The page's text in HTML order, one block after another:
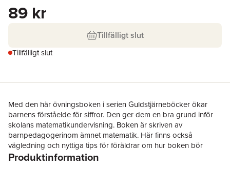
89 kr
Tillfälligt slut
Tillfälligt slut
Med den här övningsboken i serien Guldstjärneböcker ökar
barnens förståelde för siffror. Den ger dem en bra grund inför
skolans matematikundervisning. Boken är skriven av
barnpedagogerinom ämnet matematik. Här finns också
vägledning och nyttiga tips för föräldrar om hur boken bör
användas. Den innehåller tydliga uppgifter med färgglada
Produktinformation